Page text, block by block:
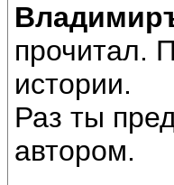
прочитал.
истории.
Раз ты
автором.